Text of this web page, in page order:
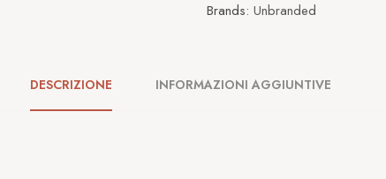
Brands: Unbranded
DESCRIZIONE INFORMAZIONI AGGIUNTIVE